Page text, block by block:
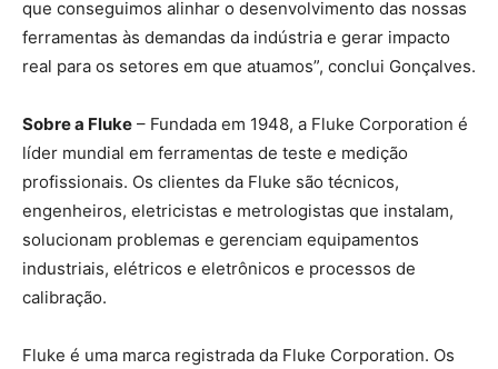
que conseguimos alinhar o desenvolvimento das nossas
ferramentas às demandas da indústria e gerar impacto
real para os setores em que atuamos”, conclui Gonçalves.
Sobre a Fluke – Fundada em 1948, a Fluke Corporation é
líder mundial em ferramentas de teste e medição
profissionais. Os clientes da Fluke são técnicos,
engenheiros, eletricistas e metrologistas que instalam,
solucionam problemas e gerenciam equipamentos
industriais, elétricos e eletrônicos e processos de
calibração.
Fluke é uma marca registrada da Fluke Corporation. Os